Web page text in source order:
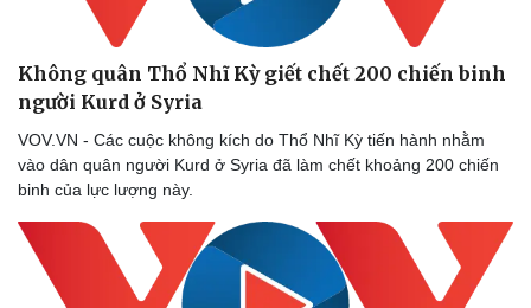
Không quân Thổ Nhĩ Kỳ giết chết 200 chiến binh
người Kurd ở Syria
VOV.VN - Các cuộc không kích do Thổ Nhĩ Kỳ tiến hành nhằm
vào dân quân người Kurd ở Syria đã làm chết khoảng 200 chiến
binh của lực lượng này.